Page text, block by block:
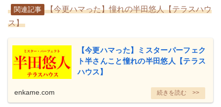
関連記事
【今更ハマった】憧れの半田悠人【テラスハウ
ス】
【今更ハマった】ミスターパーフェク
ト半さんこと憧れの半田悠人【テラス
ハウス】
enkame.com